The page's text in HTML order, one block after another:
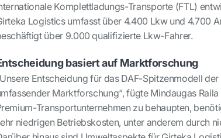
Komplettladungs-Transporte (FTL)
Logistics umfasst über 4.400 Lkw und 4.700
über 9.000 qualifizierte Lkw-Fahrer.
basiert auf Marktforschung
Entscheidung für das DAF-Spitzenmodell
Marktforschung“, fügte Mindaugas
Transportunternehmen zu behaupten,
niedrigen Betriebskosten, unter anderem durch